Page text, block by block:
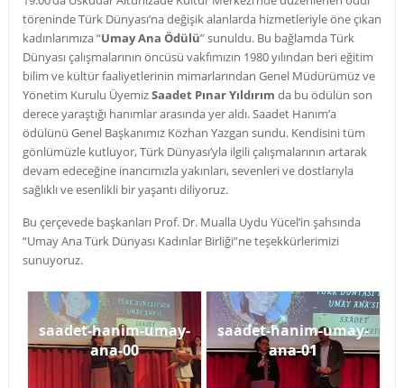
töreninde Türk Dünyası’na değişik alanlarda hizmetleriyle öne çıkan
kadınlarımıza “Umay Ana Ödülü” sunuldu. Bu bağlamda Türk
Dünyası çalışmalarının öncüsü vakfımızın 1980 yılından beri eğitim
bilim ve kültür faaliyetlerinin mimarlarından Genel Müdürümüz ve
Yönetim Kurulu ÜyemizSaadet Pınar Yıldırım da bu ödülün son
derece yaraştığı hanımlar arasında yer aldı. Saadet Hanım’a
ödülünü Genel Başkanımız Közhan Yazgan sundu. Kendisini tüm
gönlümüzle kutluyor, Türk Dünyası’yla ilgili çalışmalarının artarak
devam edeceğine inancımızla yakınları, sevenleri ve dostlarıyla
sağlıklı ve esenlikli bir yaşantı diliyoruz.
Bu çerçevede başkanları Prof. Dr. Mualla Uydu Yücel’in şahsında
“Umay Ana Türk Dünyası Kadınlar Birliği”ne teşekkürlerimizi
sunuyoruz.
saadet-hanim-umay-
ana-00
saadet-hanim-umay-
ana-01